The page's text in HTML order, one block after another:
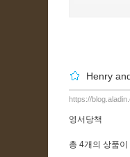
Henry
https://
영서당책
총 4개의 상품이